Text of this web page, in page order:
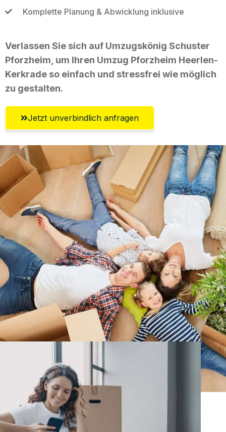
Komplette Planung & Abwicklung inklusive
Verlassen Sie sich auf Umzugskönig Schuster
Pforzheim, um Ihren Umzug Pforzheim Heerlen-
Kerkrade so einfach und stressfrei wie möglich
zu gestalten.
Jetzt unverbindlich anfragen